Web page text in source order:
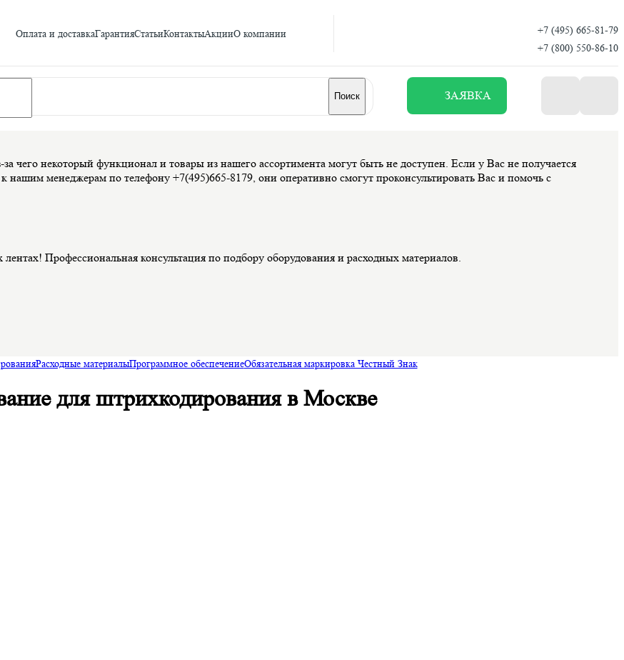
Оплата и доставкаГарантияСтатьиКонтактыАкцииО компании
+7 (495) 665-81-79
+7 (800) 550-86-10
Поиск ЗАЯВКА
некоторый функционал и товары из нашего ассортимента могут быть не доступен. Если у Вас не получается
менеджерам по телефону +7(495)665-8179, они оперативно смогут проконсультировать Вас и помочь с
Профессиональная консультация по подбору оборудования и расходных материалов.
Расходные материалыПрограммное обеспечениеОбязательная маркировка Честный Знак
для штрихкодирования в Москве